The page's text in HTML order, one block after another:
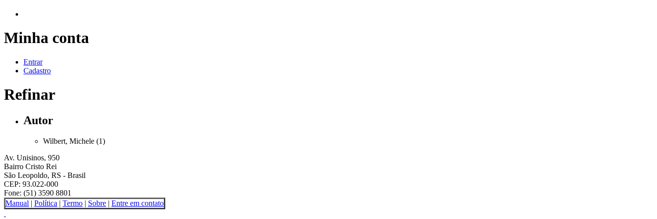
Minha conta
Entrar
Cadastro
Refinar
Autor
Wilbert, Michele (1)
Av. Unisinos, 950
Bairro Cristo Rei
São Leopoldo, RS - Brasil
CEP: 93.022-000
Fone: (51) 3590 8801
Manual | Política | Termo | Sobre | Entre em contato